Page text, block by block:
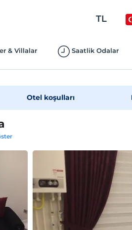
TL
& Villalar Saatlik Odalar
Otel koşulları